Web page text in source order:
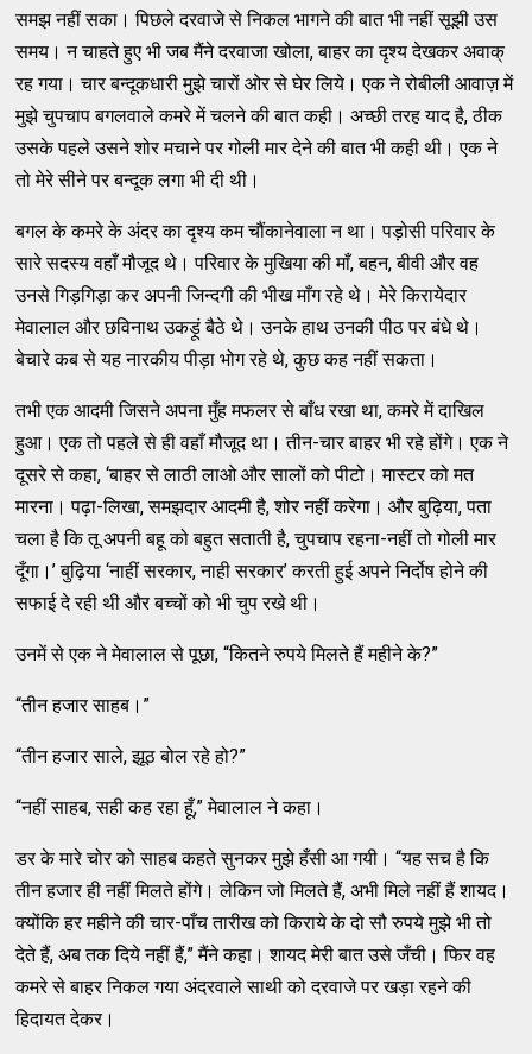
समझ नहीं सका। पिछले दरवाजे से निकल भागने की बात भी नहीं सूझी उस
समय। न चाहते हुए भी जब मैंने दरवाजा खोला, बाहर का दृश्य देखकर अवाक्
रह गया। चार बन्दूकधारी मुझे चारों ओर से घेर लिये। एक ने रोबीली आवाज़ में
मुझे चुपचाप बगलवाले कमरे में चलने की बात कही। अच्छी तरह याद है, ठीक
उसके पहले उसने शोर मचाने पर गोली मार देने की बात भी कही थी। एक ने
तो मेरे सीने पर बन्दूक लगा भी दी थी।
बगल के कमरे के अंदर का दृश्य कम चौंकानेवाला न था। पड़ोसी परिवार के
सारे सदस्य वहाँ मौजूद थे। परिवार के मुखिया की माँ, बहन, बीवी और वह
उनसे गिड़गिड़ा कर अपनी जिन्दगी की भीख माँग रहे थे। मेरे किरायेदार
मेवालाल और छविनाथ उकड़ूं बैठे थे। उनके हाथ उनकी पीठ पर बंधे थे।
बेचारे कब से यह नारकीय पीड़ा भोग रहे थे, कुछ कह नहीं सकता।
तभी एक आदमी जिसने अपना मुँह मफलर से बाँध रखा था, कमरे में दाखिल
हुआ। एक तो पहले से ही वहाँ मौजूद था। तीन-चार बाहर भी रहे होंगे। एक ने
दूसरे से कहा, ‘बाहर से लाठी लाओ और सालों को पीटो। मास्टर को मत
मारना। पढ़ा-लिखा, समझदार आदमी है, शोर नहीं करेगा। और बुढ़िया, पता
चला है कि तू अपनी बहू को बहुत सताती है, चुपचाप रहना-नहीं तो गोली मार
दूँगा।’ बुढ़िया ‘नाहीं सरकार, नाही सरकार’ करती हुई अपने निर्दोष होने की
सफाई दे रही थी और बच्चों को भी चुप रखे थी।
उनमें से एक ने मेवालाल से पूछा, “कितने रुपये मिलते हैं महीने के?”
“तीन हजार साहब।”
“तीन हजार साले, झूठ बोल रहे हो?”
“नहीं साहब, सही कह रहा हूँ,” मेवालाल ने कहा।
डर के मारे चोर को साहब कहते सुनकर मुझे हँसी आ गयी। “यह सच है कि
तीन हजार ही नहीं मिलते होंगे। लेकिन जो मिलते हैं, अभी मिले नहीं हैं शायद।
क्योंकि हर महीने की चार-पाँच तारीख को किराये के दो सौ रुपये मुझे भी तो
देते हैं, अब तक दिये नहीं हैं,” मैंने कहा। शायद मेरी बात उसे जँची। फिर वह
कमरे से बाहर निकल गया अंदरवाले साथी को दरवाजे पर खड़ा रहने की
हिदायत देकर।